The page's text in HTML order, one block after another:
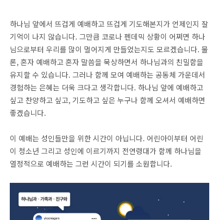
하나님 앞에서 뜨겁게 예배하고 뜨겁게 기도해본지가 언제인지 잘
기억이 나지 않습니다. 그만큼 코로나 펜데믹 상황이 어쩌면 하나
님으로부터 우리를 많이 멀어지게 만들었는지도 모르겠습니다. 물
론, 혼자 예배하고 혼자 말씀을 묵상하면서 하나님과의 친밀함을
유지할 수 있습니다. 그러나 함께 모여 예배하는 공동체 가운데서
경험하는 은혜는 더욱 크다고 생각합니다. 하나님 앞에 예배하고
싶고 찬양하고 싶고, 기도하고 싶은 누구나 함께 오셔서 예배하면
좋겠습니다.
이 예배는 성인들만을 위한 시간이 아닙니다. 어린아이부터 어린
이 청소년 그리고 성인에 이르기까지 전연령대가 함께 하나님을
열정적으로 예배하는 그런 시간이 되기를 소원합니다.